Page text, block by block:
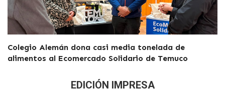
Colegio Alemán dona casi media tonelada de
alimentos al Ecomercado Solidario de Temuco
EDICIÓN IMPRESA